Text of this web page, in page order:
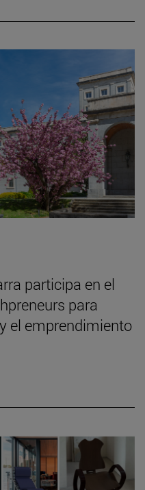
participa en el
para
el emprendimiento